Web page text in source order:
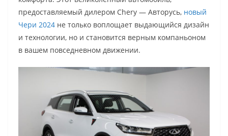
предоставляемый дилером Chery — Авторусь, новый
Чери 2024 не только воплощает выдающийся дизайн
и технологии, но и становится верным компаньоном
в вашем повседневном движении.